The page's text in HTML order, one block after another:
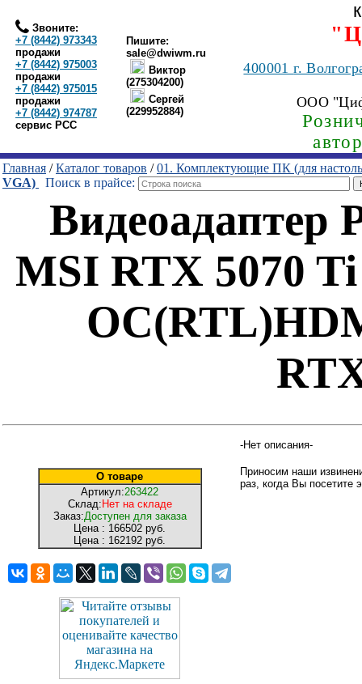
Звоните:
+7 (8442) 973343
продажи
+7 (8442) 975003
продажи
+7 (8442) 975015
продажи
+7 (8442) 974787
сервис РСС
Пишите:
sale@dwiwm.ru
Виктор
(275304200)
Сергей
(229952884)
400001г.
ООО
Главная /Каталог товаров /01. Комплектующие ПК (для
VGA)
Поиск в прайсе:
Видеоадаптер
MSI RTX 5070
О товаре
Артикул:263422
Склад: Нет на складе
Заказ:Доступен для заказа
Цена : 166502 руб.
Цена : 162192 руб.
-Нет описания-
Приносим наши
раз, когда Вы посетите